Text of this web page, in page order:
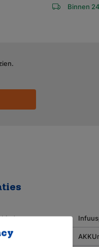
Binnen